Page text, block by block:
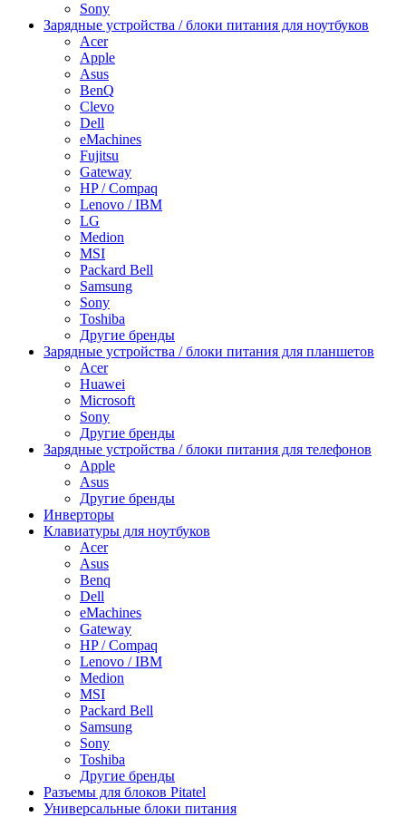
Sony
Зарядные устройства / блоки питания для ноутбуков
Acer
Apple
Asus
BenQ
Clevo
Dell
eMachines
Fujitsu
Gateway
HP / Compaq
Lenovo / IBM
LG
Medion
MSI
Packard Bell
Samsung
Sony
Toshiba
Другие бренды
Зарядные устройства / блоки питания для планшетов
Acer
Huawei
Microsoft
Sony
Другие бренды
Зарядные устройства / блоки питания для телефонов
Apple
Asus
Другие бренды
Инверторы
Клавиатуры для ноутбуков
Acer
Asus
Benq
Dell
eMachines
Gateway
HP / Compaq
Lenovo / IBM
Medion
MSI
Packard Bell
Samsung
Sony
Toshiba
Другие бренды
Разъемы для блоков Pitatel
Универсальные блоки питания